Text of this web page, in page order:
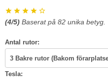
(4/5) Baserat på 82 unika betyg.
Antal rutor:
Tesla: